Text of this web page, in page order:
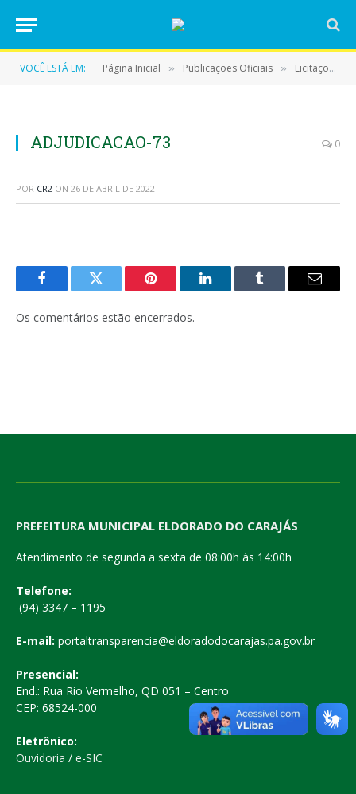
VOCÊ ESTÁ EM: Página Inicial » Publicações Oficiais » Licitações
ADJUDICACAO-73 0
POR CR2 ON 26 DE ABRIL DE 2022
FacebookTwitter Pinterest LinkedInTumblr
E-
Os comentários estão encerrados.
PREFEITURA MUNICIPAL ELDORADO DO CARAJÁS
Atendimento de segunda a sexta de 08:00h às 14:00h
Telefone:
(94) 3347 – 1195
E-mail: portaltransparencia@eldoradodocarajas.pa.gov.br
Presencial:
End.: Rua Rio Vermelho, QD 051 – Centro
CEP: 68524-000
Eletrônico:
Ouvidoria / e-SIC